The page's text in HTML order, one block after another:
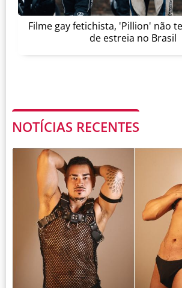
Filme gay fetichista, 'Pillion' não
de estreia no Brasil
NOTÍCIAS RECENTES